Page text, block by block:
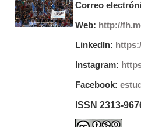
Correo
Web: http://
LinkedIn:
Instagram:
Facebook:
ISSN 2313-